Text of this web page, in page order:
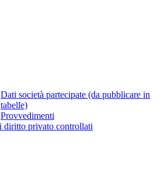
Dati società partecipate (da pubblicare in
tabelle)
Provvedimenti
diritto privato controllati